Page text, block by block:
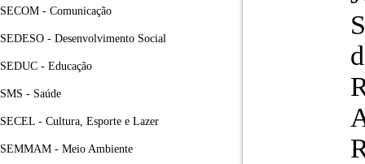
SECOM - Comunicação
SEDESO - Desenvolvimento Social
SEDUC - Educação
SMS - Saúde
SECEL - Cultura, Esporte e Lazer
SEMMAM - Meio Ambiente